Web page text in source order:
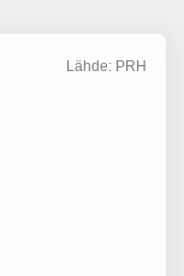
Lähde: PRH